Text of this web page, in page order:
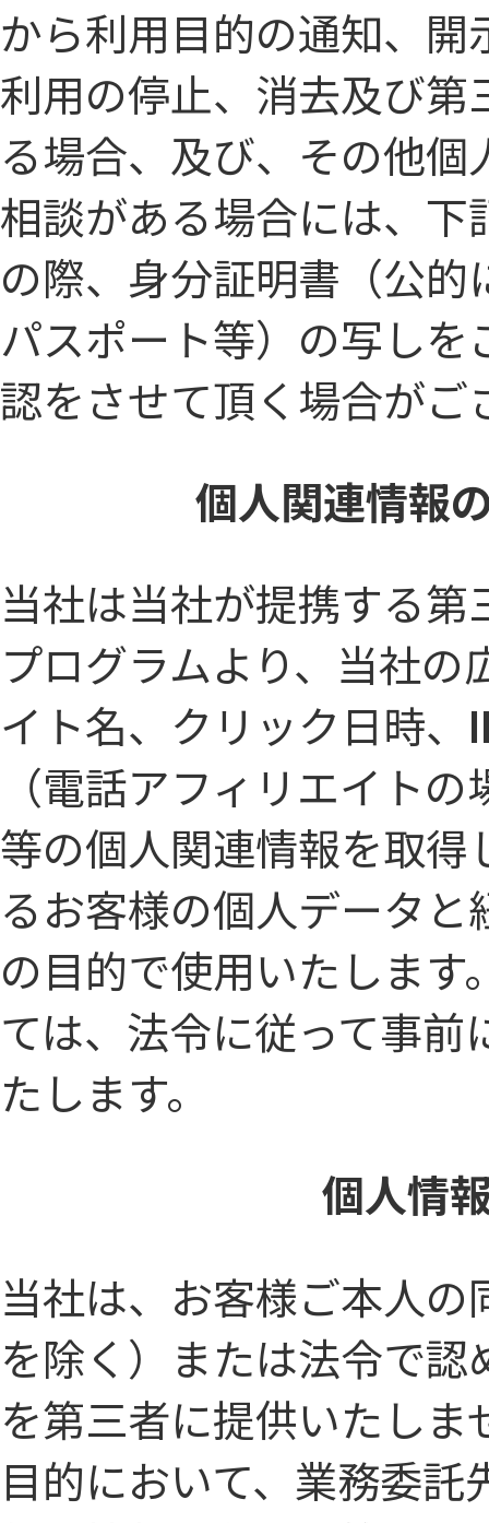
から利用目的の通知、
利用の停止、消去及び
る場合、及び、その他
相談がある場合には、
の際、身分証明書（公
パスポート等）の写し
認をさせて頂く場合がご
個人関連情報
当社は当社が提携する
プログラムより、当社
イト名、クリック日時
（電話アフィリエイト
等の個人関連情報を取
るお客様の個人データ
の目的で使用いたします
ては、法令に従って事前
たします。
個人情
当社は、お客様ご本人
を除く）または法令で
を第三者に提供いたし
目的において、業務委